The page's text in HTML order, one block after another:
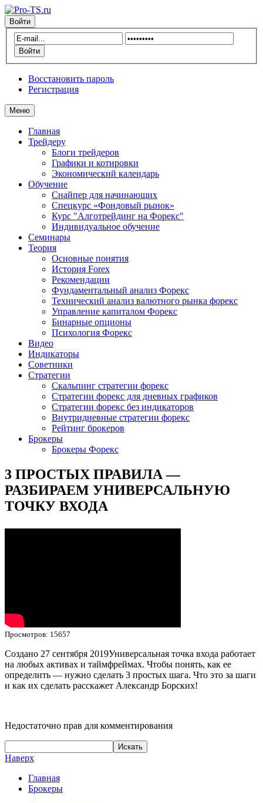
Войти
Восстановить пароль
Регистрация
Меню
Главная
Трейдеру
Блоги трейдеров
Графики и котировки
Экономический календарь
Обучение
Снайпер для начинающих
Спецкурс «Фондовый рынок»
Курс "Алготрейдинг на Форекс"
Индивидуальное обучение
Семинары
Теория
Основные понятия
История Forex
Рекомендации
Фундаментальный анализ Форекс
Технический анализ валютного рынка форекс
Управление капиталом Форекс
Бинарные опционы
Психология Форекс
Видео
Индикаторы
Советники
Стратегии
Скальпинг стратегии форекс
Стратегии форекс для дневных графиков
Стратегии форекс без индикаторов
Внутридневные стратегии форекс
Рейтинг брокеров
Брокеры
Брокеры Форекс
3 ПРОСТЫХ ПРАВИЛА —
РАЗБИРАЕМ УНИВЕРСАЛЬНУЮ
ТОЧКУ ВХОДА
Просмотров: 15657
Создано 27 сентября 2019Универсальная точка входа работает
на любых активах и таймфреймах. Чтобы понять, как ее
определить — нужно сделать 3 простых шага. Что это за шаги
и как их сделать расскажет Александр Борских!
Недостаточно прав для комментирования
Наверх
Главная
Брокеры